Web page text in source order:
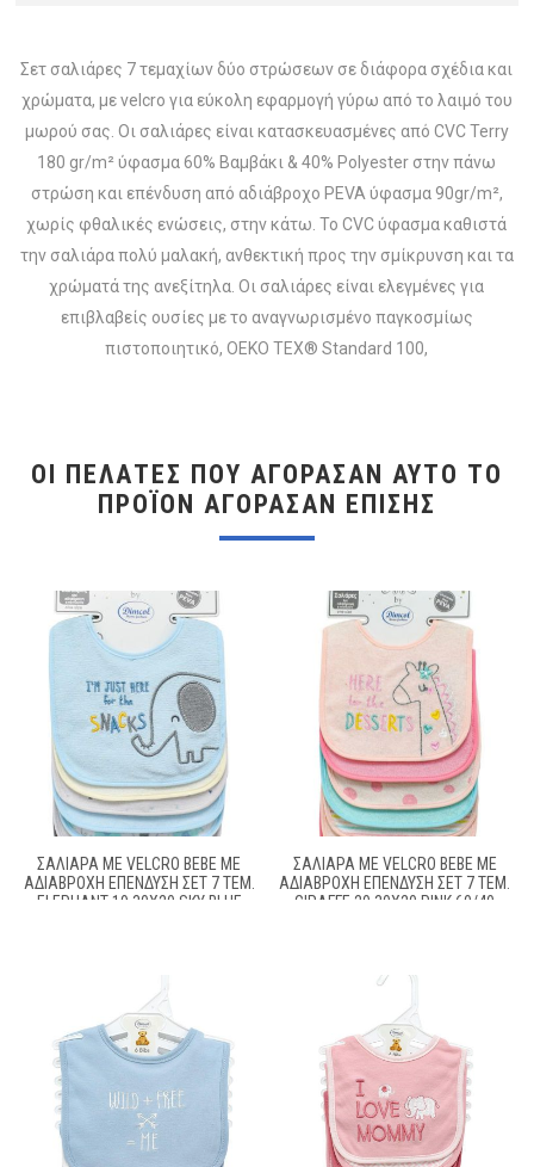
Σετ σαλιάρες 7 τεμαχίων δύο στρώσεων σε διάφορα σχέδια και
χρώματα, με velcro για εύκολη εφαρμογή γύρω από το λαιμό του
μωρού σας. Οι σαλιάρες είναι κατασκευασμένες από CVC Terry
180 gr/m² ύφασμα 60% Βαμβάκι & 40% Polyester στην πάνω
στρώση και επένδυση από αδιάβροχο PEVA ύφασμα 90gr/m²,
χωρίς φθαλικές ενώσεις, στην κάτω. Το CVC ύφασμα καθιστά
την σαλιάρα πολύ μαλακή, ανθεκτική προς την σμίκρυνση και τα
χρώματά της ανεξίτηλα. Οι σαλιάρες είναι ελεγμένες για
επιβλαβείς ουσίες με το αναγνωρισμένο παγκοσμίως
πιστοποιητικό, OEKO TEX® Standard 100,
ΟΙ ΠΕΛΆΤΕΣ ΠΟΥ ΑΓΌΡΑΣΑΝ ΑΥΤΌ ΤΟ
ΠΡΟΪΌΝ ΑΓΌΡΑΣΑΝ ΕΠΊΣΗΣ
ΣΑΛΙΆΡΑ ΜΕ VELCRO BEBE ΜΕ
ΑΔΙΆΒΡΟΧΗ ΕΠΈΝΔΥΣΗ ΣΕΤ 7 ΤΕΜ.
ELEPHANT 19 30X20 SKY BLUE
ΣΑΛΙΆΡΑ ΜΕ VELCRO BEBE ΜΕ
ΑΔΙΆΒΡΟΧΗ ΕΠΈΝΔΥΣΗ ΣΕΤ 7 ΤΕΜ.
GIRAFFE 20 30X20 PINK 60/40